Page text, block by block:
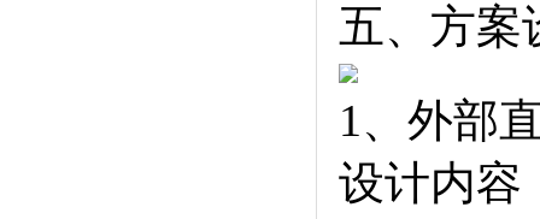
五、方案
1、外部
设计内容